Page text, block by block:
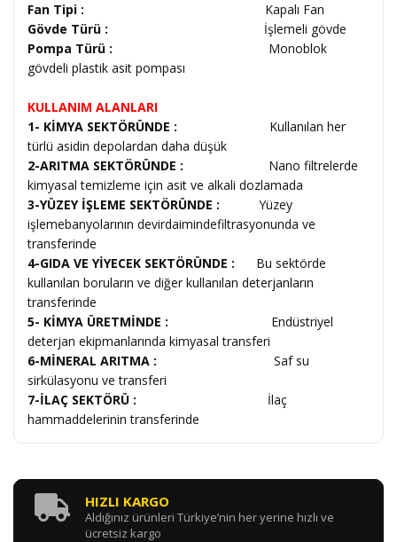
Fan Tipi :
Kapalı Fan
Gövde Türü : İşlemeli gövde
Pompa Türü :
Monoblok
gövdeli plastik asit pompası
KULLANIM ALANLARI
1- KİMYA SEKTÖRÜNDE : Kullanılan her
türlü asidin depolardan daha düşük
2-ARITMA SEKTÖRÜNDE : Nano filtrelerde
kimyasal temizleme için asit ve alkali dozlamada
3-YÜZEY İŞLEME SEKTÖRÜNDE :
Yüzey
işlemebanyolarının devirdaimindefiltrasyonunda ve
transferinde
4-GIDA VE YİYECEK SEKTÖRÜNDE :
Bu sektörde
kullanılan boruların ve diğer kullanılan deterjanların
transferinde
5- KİMYA ÜRETMİNDE :
Endüstriyel
deterjan ekipmanlarında kimyasal transferi
6-MİNERAL ARITMA : Saf su
sirkülasyonu ve transferi
7-İLAÇ SEKTÖRÜ :
İlaç
hammaddelerinin transferinde
HIZLI KARGO
Aldığınız ürünleri Türkiye’nin her yerine hızlı ve
ücretsiz kargo